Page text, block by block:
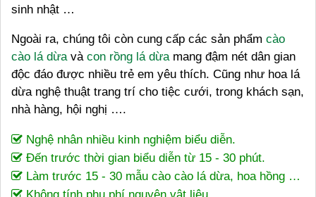
sinh nhật …
Ngoài ra, chúng tôi còn cung cấp các sản phẩm cào
cào lá dừavà con rồng lá dừamang đậm nét dân gian
độc đáo được nhiều trẻ em yêu thích. Cũng như hoa lá
dừa nghệ thuật trang trí cho tiệc cưới, trong khách sạn,
nhà hàng, hội nghị ….
Nghệ nhân nhiều kinh nghiệm biểu diễn.
Đến trước thời gian biểu diễn từ 15 - 30 phút.
Làm trước 15 - 30 mẫu cào cào lá dừa, hoa hồng …